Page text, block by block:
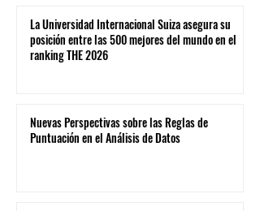
La Universidad Internacional Suiza asegura su
posición entre las 500 mejores del mundo en el
ranking THE 2026
Nuevas Perspectivas sobre las Reglas de
Puntuación en el Análisis de Datos